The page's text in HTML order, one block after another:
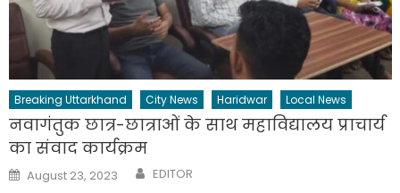
Breaking Uttarkhand City News Haridwar Local News
नवागंतुक छात्र-छात्राओं के साथ महाविद्यालय प्राचार्य
का संवाद कार्यक्रम
Posted
on
August 23, 2023 Author
EDITOR